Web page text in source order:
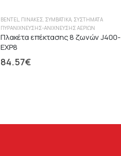
BENTEL ΠΊΝΑΚΕΣ ΣΥΜΒΑΤΙΚΆ ΣΥΣΤΉΜΑΤΑ
ΠΥΡΑΝΊΧΝΕΥΣΗΣ-ΑΝΊΧΝΕΥΣΗΣ ΑΕΡΊΩΝ
Πλακέτα επέκτασης 8 ζωνών J400-
EXP8
84.57€